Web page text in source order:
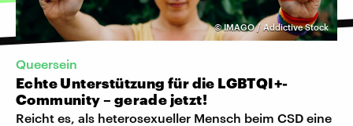
©IMAGO / Addictive Stock
Queersein
Echte Unterstützung für die LGBTQI+-
Community – gerade jetzt!
Reicht es, als heterosexueller Mensch beim CSD eine